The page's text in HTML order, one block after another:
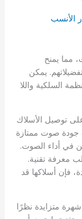
الأنسب
مما يمنح
يمكن
السلكية واللا
على توصيل الأسلاك
جودة صوت ممتازة
في أداء الصوت.
معرفة تقنية.
فإن أسلاكها قد
متزايدة نظرًا